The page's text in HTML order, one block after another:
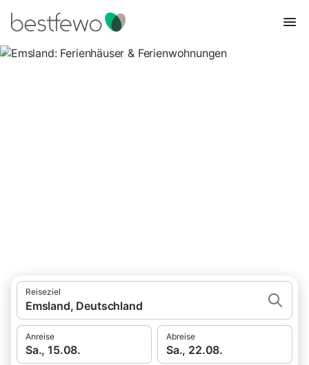
Reiseziel
Emsland, Deutschland
Anreise
Sa., 15.08.
Abreise
Sa., 22.08.